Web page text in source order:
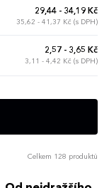
29,44 - 34,19 Kč
35,62 - 41,37 Kč (s DPH)
2,57 - 3,65 Kč
3,11 - 4,42 Kč (s DPH)
Celkem 128 produktů